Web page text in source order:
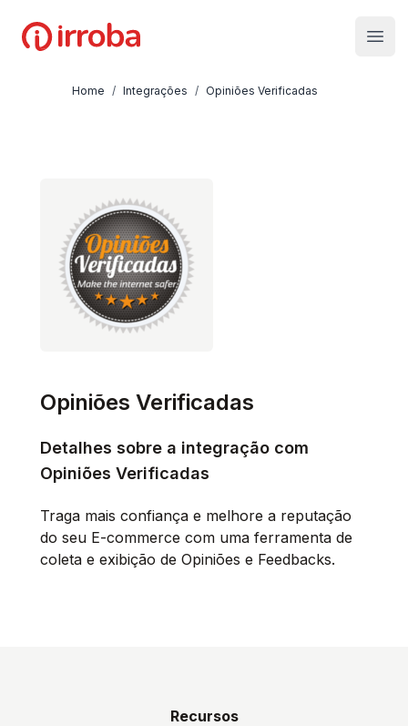
Irroba
Home / Integrações / Opiniões Verificadas
Opiniões Verificadas
Detalhes sobre a integração com
Opiniões Verificadas
Traga mais confiança e melhore a reputação
do seu E-commerce com uma ferramenta de
coleta e exibição de Opiniões e Feedbacks.
Recursos